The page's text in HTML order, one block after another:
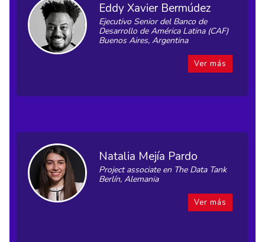
Eddy Xavier Bermúdez
Ejecutivo Senior del Banco de
Desarrollo de América Latina (CAF)
Buenos Aires, Argentina
Ver más
Natalia Mejía Pardo
Project associate en The Data Tank
Berlín, Alemania
Ver más